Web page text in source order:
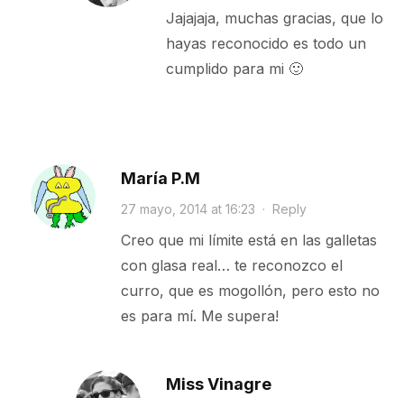
Jajajaja, muchas gracias, que lo
hayas reconocido es todo un
cumplido para mi 🙂
María P.M
27 mayo, 2014 at 16:23 · Reply
Creo que mi límite está en las galletas
con glasa real… te reconozco el
curro, que es mogollón, pero esto no
es para mí. Me supera!
Miss Vinagre